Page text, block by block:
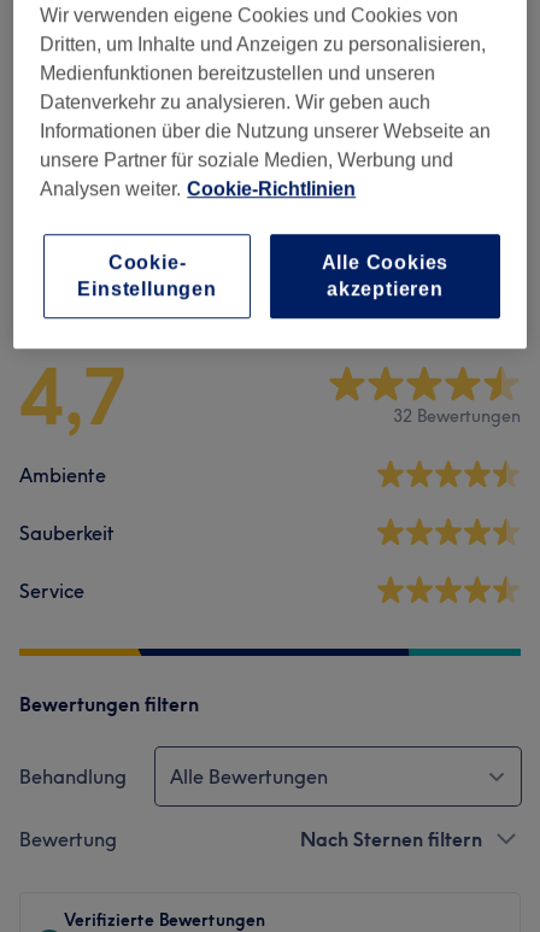
Farben & Coloration Ohne Schnitt (6 ) ab 50 €
Farben & Coloration Inklusive Schnitt ( 3) ab 150 €
Pflege & Haarkuren (2) ab 10 €
Damen - Haarschnitte & Stylings (3)
Salonbewertungen
4,7 32 Bewertungen
Ambiente
Sauberkeit
Service
Bewertungen filtern
Behandlung Alle Bewertungen
Bewertung Nach Sternen filtern
Verifizierte Bewertungen
Wir verwenden eigene Cookies und Cookies von
Dritten, um Inhalte und Anzeigen zu personalisieren,
Medienfunktionen bereitzustellen und unseren
Datenverkehr zu analysieren. Wir geben auch
Informationen über die Nutzung unserer Webseite an
unsere Partner für soziale Medien, Werbung und
Analysen weiter. Cookie-Richtlinien
Cookie-
Einstellungen
Alle Cookies
akzeptieren